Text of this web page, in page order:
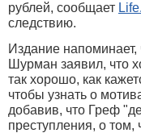
рублей, сообщает
следствию.
Издание
Шурман заявил, что
так хорошо, как
чтобы узнать о
добавив, что Греф
преступления, о том,